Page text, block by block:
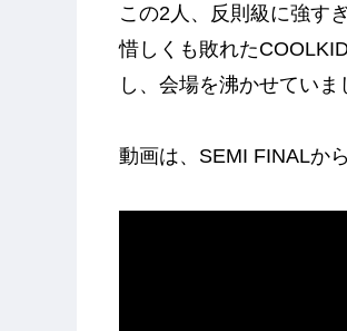
この2人、反則級に強す
惜しくも敗れた
し、会場を沸かせていま
動画は、SEMI FINALか